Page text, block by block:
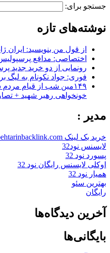
جستجو برای:
نوشته‌های تازه
از قول من بنویسید: ایران
اختصاصی: مدافع
رونمایی از دو خرید جدید
فوری: جواد نکونام به لیگ
۱۴۹مین شب از قیام
خونخواهی رهبر شهید +
مدیر :
خرید بک لینک behtarinbacklink.com
لایسنس نود32
پسورد نود 32
اوکلی لایسنس رایگان نود 32
همیار نود 32
بهترین سئو
رایگان
آخرین دیدگاه‌ها
بایگانی‌ها